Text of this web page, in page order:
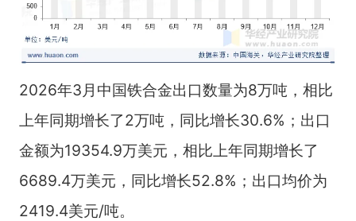
2026年3月中国铁合金出口数量为8万吨，相比
上年同期增长了2万吨，同比增长30.6%；出口
金额为19354.9万美元，相比上年同期增长了
6689.4万美元，同比增长52.8%；出口均价为
2419.4美元/吨。